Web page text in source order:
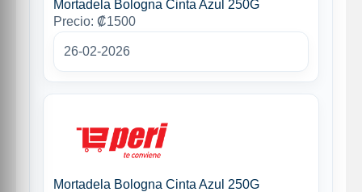
Mortadela Bologna Cinta Azul 250G
Precio: ₡1500
26-02-2026
Mortadela Bologna Cinta Azul 250G